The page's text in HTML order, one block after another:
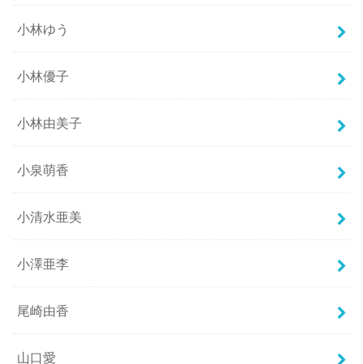
小林ゆう
小林優子
小林由美子
小泉萌香
小清水亜美
小澤亜李
尾崎由香
山口愛